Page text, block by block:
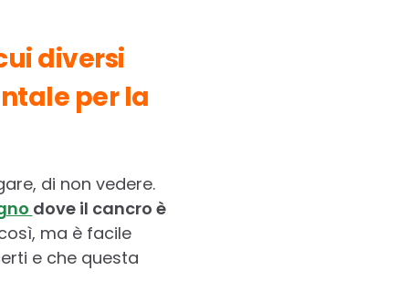
diversi
per la
di non vedere.
dove il cancro è
ma è facile
e che questa